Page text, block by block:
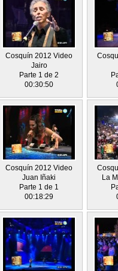
Cosquín 2012 Video
Jairo
Parte 1 de 2
00:30:50
Cosquín 2012 Video
Juan Iñaki
Parte 1 de 1
00:18:29
La